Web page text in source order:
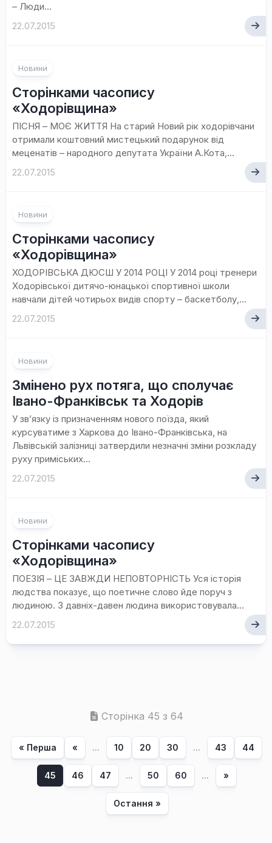
– Люди...
22.07.2015
Новини
Сторінками часопису
«Ходорівщина»
ПІСНЯ – МОЄ ЖИТТЯ На старий Новий рік ходорівчани
отримали коштовний мистецький подарунок від
меценатів – народного депутата України А.Кота,...
22.07.2015
Новини
Сторінками часопису
«Ходорівщина»
ХОДОРІВСЬКА ДЮСШ У 2014 РОЦІ У 2014 році тренери
Ходорівської дитячо-юнацької спортивної школи
навчали дітей чотирьох видів спорту – баскетболу,...
22.07.2015
Новини
Змінено рух потяга, що сполучає
Івано-Франківськ та Ходорів
У зв’язку із призначенням нового поїзда, який
курсуватиме з Харкова до Івано-Франківська, на
Львівській залізниці затвердили незначні зміни розкладу
руху приміських...
22.07.2015
Новини
Сторінками часопису
«Ходорівщина»
ПОЕЗІЯ – ЦЕ ЗАВЖДИ НЕПОВТОРНІСТЬ Уся історія
людства показує, що поетичне слово йде поруч з
людиною. З давніх-давен людина використовувала...
22.07.2015
Сторінка 45 з 64
« Перша « ... 10 20 30 ... 43 44
45 46 47 ... 50 60 ... »
Остання »